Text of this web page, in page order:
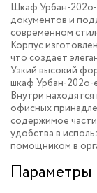
Шкаф Урбан-202o-
документов и
современном
Корпус
что создает
Узкий высокий
шкаф Урбан-202o-
Внутри находятся
офисных
содержимое
удобства в
помощником в
Параметры